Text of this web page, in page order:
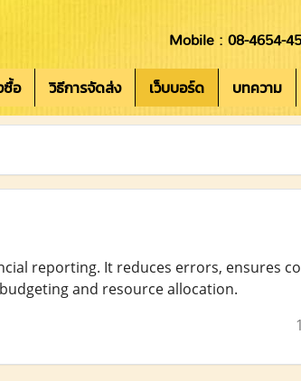
Mobile : 08-4654-
ซื้อ วิธีการจัดส่ง เว็บบอร์ด บทความ
reporting. It reduces errors, ensures
and resource allocation.